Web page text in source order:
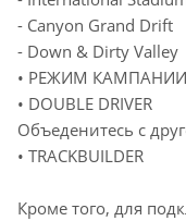
- Canyon Grand Drift
- Down & Dirty Valley
• РЕЖИМ КАМПАНИИ
• DOUBLE DRIVER
Объеденитесь с
• TRACKBUILDER
Кроме того, для